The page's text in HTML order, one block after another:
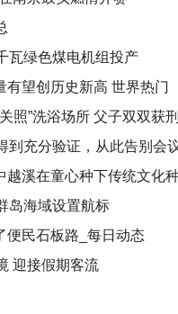
瓦绿色煤电机组投产
有望创历史新高 世界热门
照”洗浴场所 父子双双获刑
到充分验证，从此告别会
越溪在童心种下传统文化
岛海域设置航标
便民石板路_每日动态
迎接假期客流